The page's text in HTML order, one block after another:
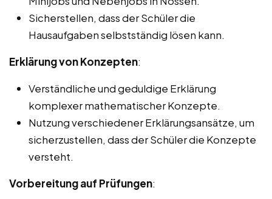
Sicherstellen, dass der Schüler die
Hausaufgaben selbstständig lösen kann.
Erklärung von Konzepten:
Verständliche und geduldige Erklärung
komplexer mathematischer Konzepte.
Nutzung verschiedener Erklärungsansätze, um
sicherzustellen, dass der Schüler die Konzepte
versteht.
Vorbereitung auf Prüfungen: